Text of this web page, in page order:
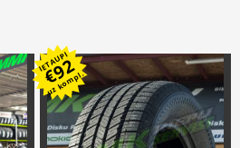
IETAUPI
€92
uz kompl.